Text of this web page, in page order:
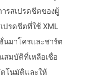
รสเปรดชีตของผู้
ปรดชีตที่ใช้ XML
นมาโครและชาร์ต
สมบัติที่เหลือเชื่อ
โนมัติและให้